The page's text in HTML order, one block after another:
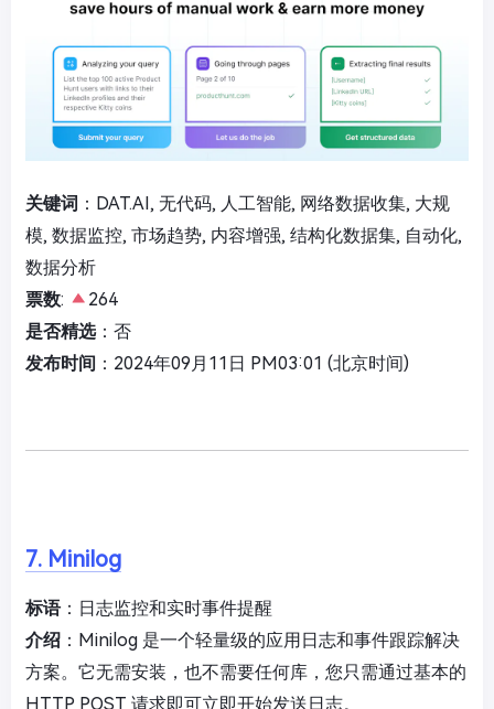
关键词 ：DAT.AI, 无代码, 人工智能, 网络数据收集, 大规
模, 数据监控, 市场趋势, 内容增强, 结构化数据集, 自动化,
数据分析
票数:
264
是否精选：否
发布时间 ：2024年09月11日 PM03:01 (北京时间)
7. Minilog
标语：日志监控和实时事件提醒
介绍 ：Minilog 是一个轻量级的应用日志和事件跟踪解决
方案。它无需安装，也不需要任何库，您只需通过基本的
HTTP POST 请求即可立即开始发送日志。